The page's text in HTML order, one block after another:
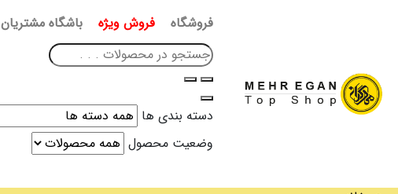
فروشگاه فروش ویژه باشگاه مشتریان
دسته بندی ها
وضعیت محصول